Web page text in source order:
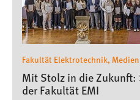
Fakultät Elektrotechnik,
Informatik
Mit Stolz in die
der Fakultät EMI